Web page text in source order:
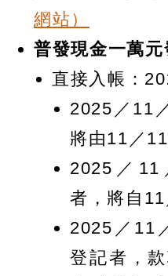
網站）
普發現金一萬元
直接入帳：
2025／11
將由11／
2025／
者，將自11
2025／11
登記者，